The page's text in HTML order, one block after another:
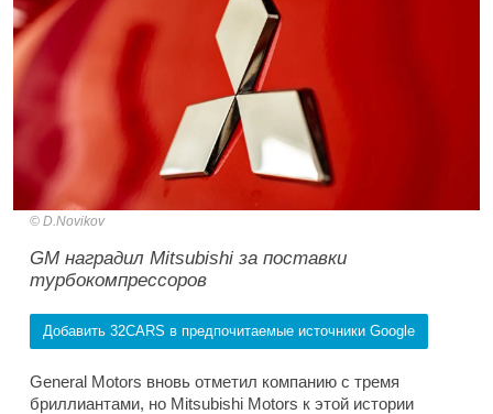
D.Novikov
GM наградил Mitsubishi за поставки
турбокомпрессоров
Добавить 32CARS в предпочитаемые источники Google
General Motors вновь отметил компанию с тремя
бриллиантами, но Mitsubishi Motors к этой истории